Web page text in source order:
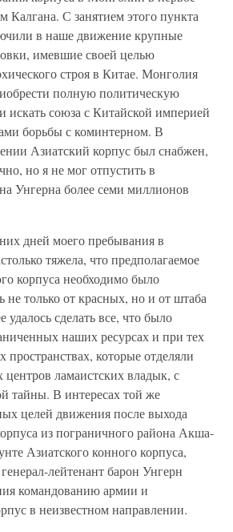
Калгана. С занятием этого пункта
в наше движение крупные
имевшие своей целью
строя в Китае. Монголия
полную политическую
искать союза с Китайской империей
борьбы с коминтерном. В
Азиатский корпус был снабжен,
но я не мог отпустить в
Унгерна более семи миллионов
дней моего пребывания в
тяжела, что предполагаемое
корпуса необходимо было
не только от красных, но и от штаба
сделать все, что было
наших ресурсах и при тех
которые отделяли
центров ламаистских владык, с
тайны. В интересах той же
целей движения после выхода
из пограничного района Акша-
Азиатского конного корпуса,
лейтенант барон Унгерн
командованию армии и
в неизвестном направлении.